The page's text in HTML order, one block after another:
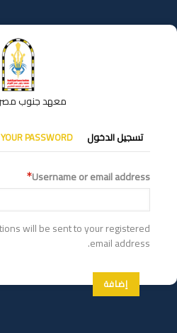
إلى
المحتوى
معهد جنوب مصر
التبويبات
الأساسية
تسجيل الدخول PASSWORD
Username or email address
will be sent to your registered
email address.